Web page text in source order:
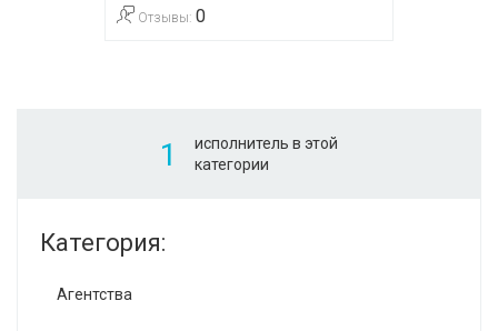
Отзывы: 0
1
исполнитель в этой
категории
Категория:
Агентства